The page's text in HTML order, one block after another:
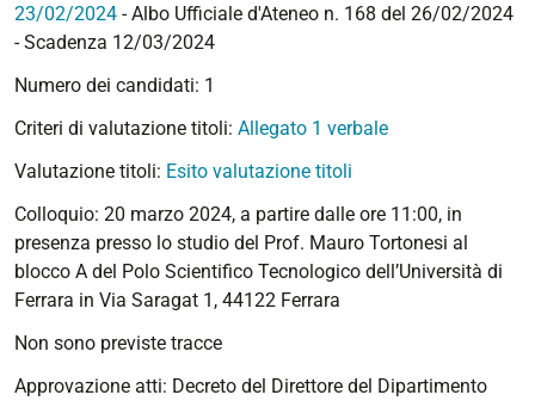
23/02/2024 - Albo Ufficiale d'Ateneo n. 168 del 26/02/2024
- Scadenza 12/03/2024
Numero dei candidati: 1
Criteri di valutazione titoli: Allegato 1 verbale
Valutazione titoli: Esito valutazione titoli
Colloquio: 20 marzo 2024, a partire dalle ore 11:00, in
presenza presso lo studio del Prof. Mauro Tortonesi al
blocco A del Polo Scientifico Tecnologico dell’Università di
Ferrara in Via Saragat 1, 44122 Ferrara
Non sono previste tracce
Approvazione atti: Decreto del Direttore del Dipartimento